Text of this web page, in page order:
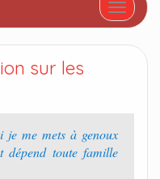
Afficher/
sur les
je me mets à genoux
toute famille